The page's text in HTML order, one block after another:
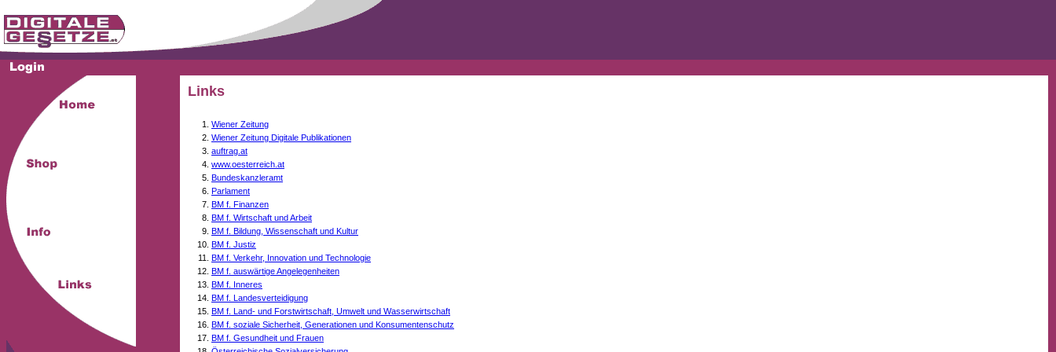
Links
Wiener Zeitung
Wiener Zeitung Digitale Publikationen
auftrag.at
www.oesterreich.at
Bundeskanzleramt
Parlament
BM f. Finanzen
BM f. Wirtschaft und Arbeit
BM f. Bildung, Wissenschaft und Kultur
BM f. Justiz
BM f. Verkehr, Innovation und Technologie
BM f. auswärtige Angelegenheiten
BM f. Inneres
BM f. Landesverteidigung
BM f. Land- und Forstwirtschaft, Umwelt und Wasserwirtschaft
BM f. soziale Sicherheit, Generationen und Konsumentenschutz
BM f. Gesundheit und Frauen